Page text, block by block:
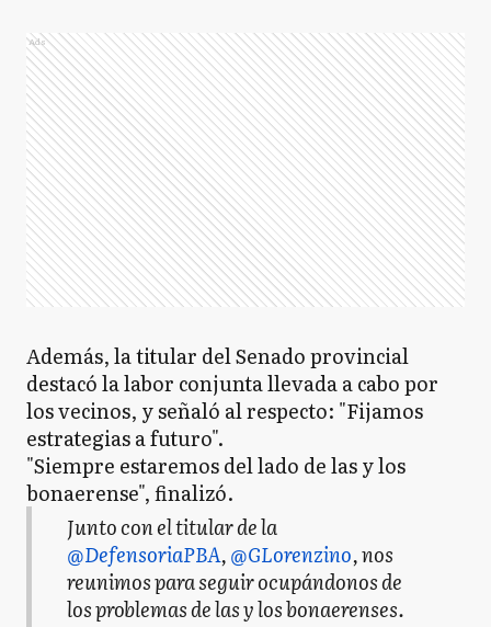
Ads
Además, la titular del Senado provincial
destacó la labor conjunta llevada a cabo por
los vecinos, y señaló al respecto: "Fijamos
estrategias a futuro".
"Siempre estaremos del lado de las y los
bonaerense", finalizó.
Junto con el titular de la
@DefensoriaPBA,@GLorenzino, nos
reunimos para seguir ocupándonos de
los problemas de las y los bonaerenses.